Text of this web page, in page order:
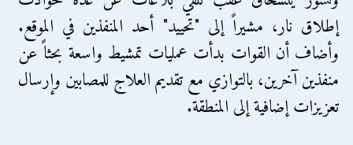
إطلاق نار، مشيراً إلى "تحييد" أحد المنفذين في الموقع.
وأضاف أن القوات بدأت عمليات تمشيط واسعة بحثاً عن
منفذين آخرين، بالتوازي مع تقديم العلاج للمصابين وإرسال
تعزيزات إضافية إلى المنطقة.